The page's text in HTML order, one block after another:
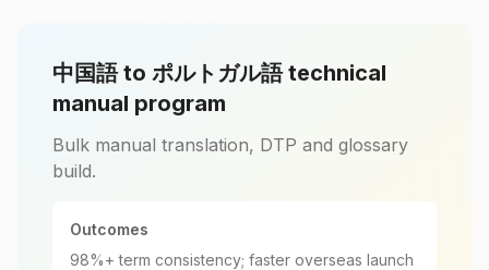
中国語 to ポルトガル語 technical
manual program
Bulk manual translation, DTP and glossary
build.
Outcomes
98%+ term consistency; faster overseas launch